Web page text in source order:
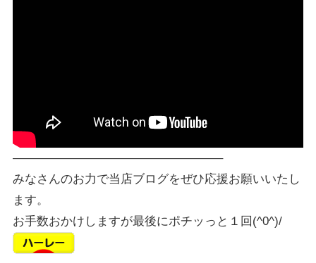
—————————————————–
みなさんのお力で当店ブログをぜひ応援お願いいたし
ます。
お手数おかけしますが最後にポチッっと１回(^0^)/